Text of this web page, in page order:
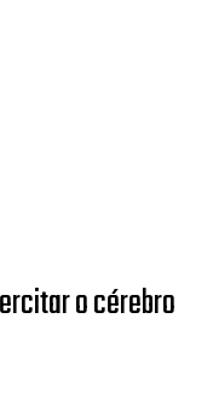
o cérebro